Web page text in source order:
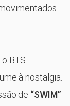
BTS
à nostalgia.
de “SWIM”